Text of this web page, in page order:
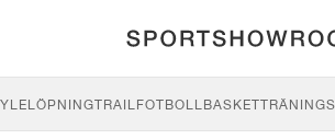
LÖPNINGTRAILFOTBOLLBASKETTRÄNING